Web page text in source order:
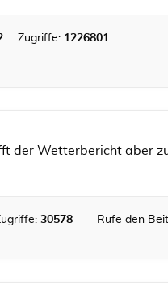
Zugriffe: 1226801
der Wetterbericht aber
30578 Rufe den